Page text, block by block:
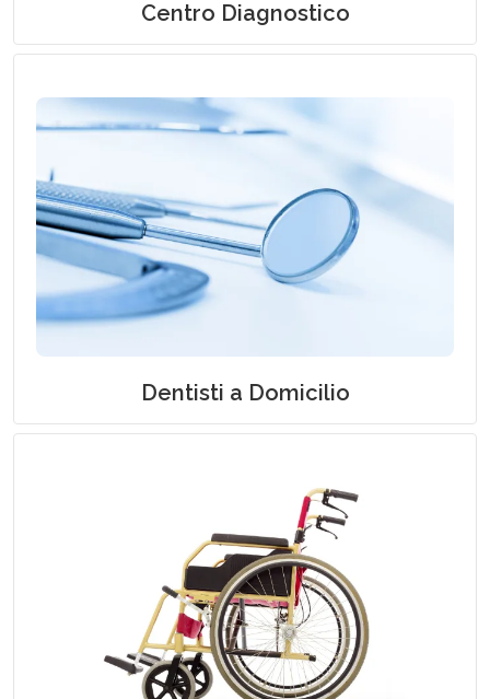
Centro Diagnostico
Dentisti a Domicilio
Odontoiatri a Domicilio
Fisioterapia e Riabilitazione a Domicilio